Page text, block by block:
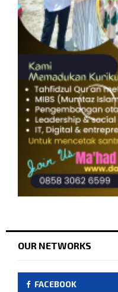
OUR NETWORKS
FACEBOOK